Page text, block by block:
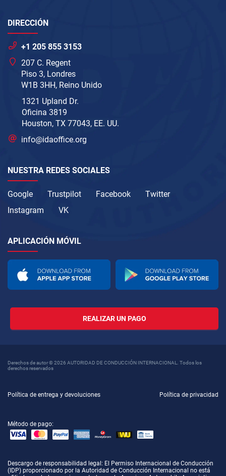
DIRECCIÓN
+1 205 855 3153
207 C. Regent
Piso 3, Londres
W1B 3HH, Reino Unido
1321 Upland Dr.
Oficina 3819
Houston, TX 77043, EE. UU.
info@idaoffice.org
NUESTRA REDES SOCIALES
Google Trustpilot Facebook
Twitter
Instagram
VK
APLICACIÓN MÓVIL
REALIZAR UN PAGO
Derechos de autor © 2026 AUTORIDAD DE CONDUCCIÓN INTERNACIONAL. Todos los
derechos reservados
Política de entrega y devoluciones Política de privacidad
Método de pago:
Descargo de responsabilidad legal : El Permiso Internacional de Conducción
(IDP) proporcionado por la Autoridad de Conducción Internacional no está